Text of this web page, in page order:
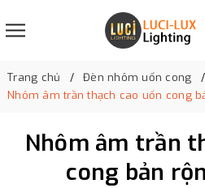
Trang chủ
Đèn nhôm uốn cong
Nhôm âm trần thạch cao uốn cong
Nhôm âm trần
cong bản